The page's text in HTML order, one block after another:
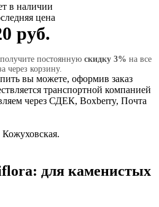
в наличии
цена
руб.
постоянную скидку 3% на все
через корзину.
вы можете, оформив заказ
транспортной компанией
через СДЕК, Boxberry, Почта
для каменистых